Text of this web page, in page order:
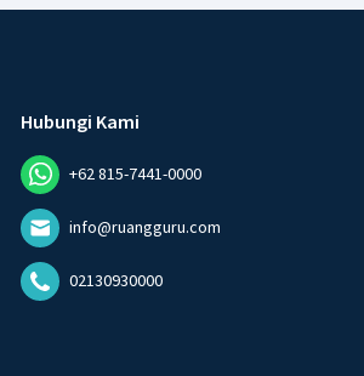
Hubungi Kami
+62 815-7441-0000
info@ruangguru.com
02130930000